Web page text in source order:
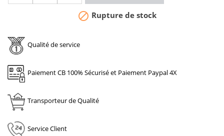
 Rupture de stock
Qualité de service
Paiement CB 100% Sécurisé et Paiement Paypal 4X
Transporteur de Qualité
Service Client